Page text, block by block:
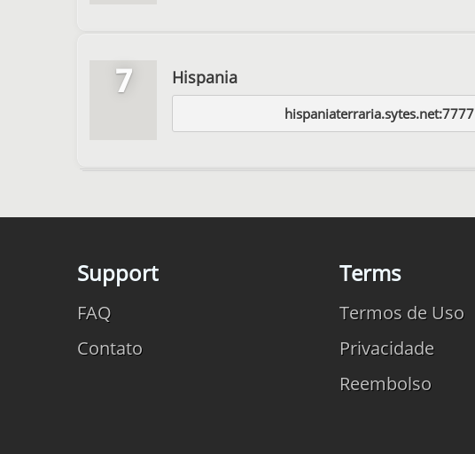
7 Hispania
hispaniaterraria.sytes.net:7777
Support
FAQ
Contato
Terms
Termos de Uso
Privacidade
Reembolso